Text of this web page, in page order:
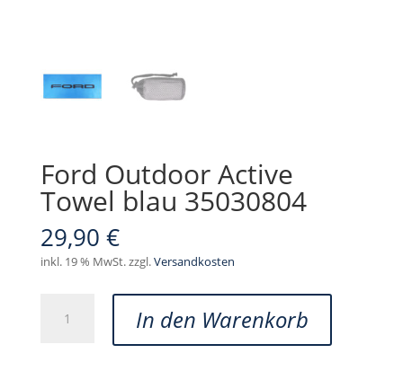
Ford Outdoor Active
Towel blau 35030804
29,90 €
inkl. 19 % MwSt.zzgl.Versandkosten
Outdoor
In den Warenkorb